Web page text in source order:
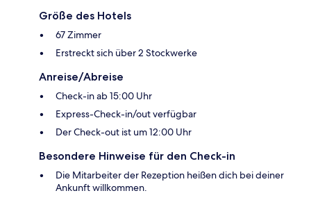
Größe des Hotels
67 Zimmer
Erstreckt sich über 2 Stockwerke
Anreise/Abreise
Check-in ab 15:00 Uhr
Express-Check-in/out verfügbar
Der Check-out ist um 12:00 Uhr
Besondere Hinweise für den Check-in
Die Mitarbeiter der Rezeption heißen dich bei deiner
Ankunft willkommen.